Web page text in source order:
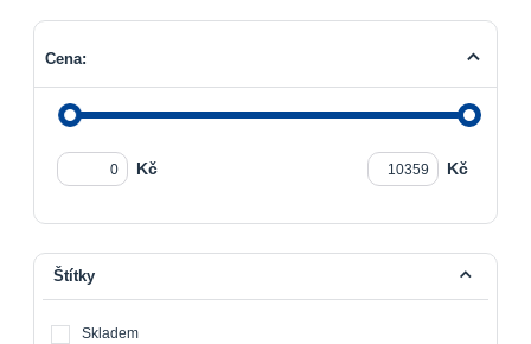
Cena:
Kč Kč
Štítky
Skladem